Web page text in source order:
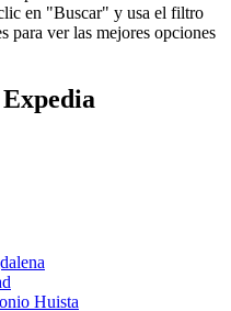
en "Buscar" y usa el filtro
para ver las mejores opciones
Huista